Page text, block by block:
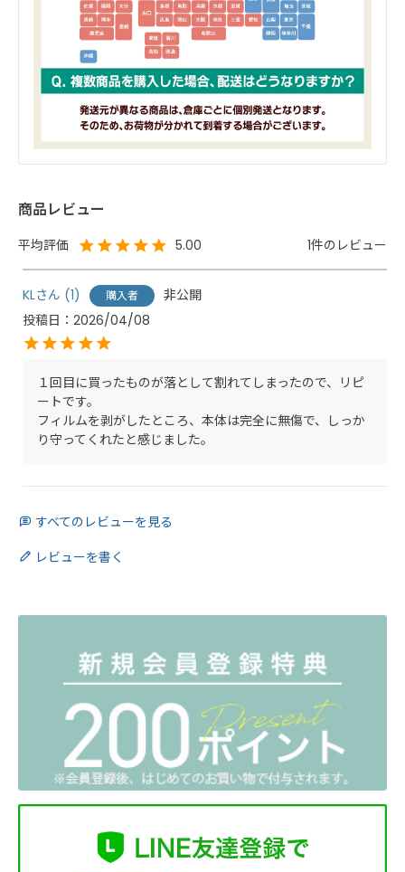
商品レビュー
5.00 1
KL 1 購入者
非公開
投稿日
2026/04/08
１回目に買ったものが落として割れてしまったので、リピ
ートです。
フィルムを剥がしたところ、本体は完全に無傷で、しっか
り守ってくれたと感じました。
すべてのレビューを見る
レビューを書く